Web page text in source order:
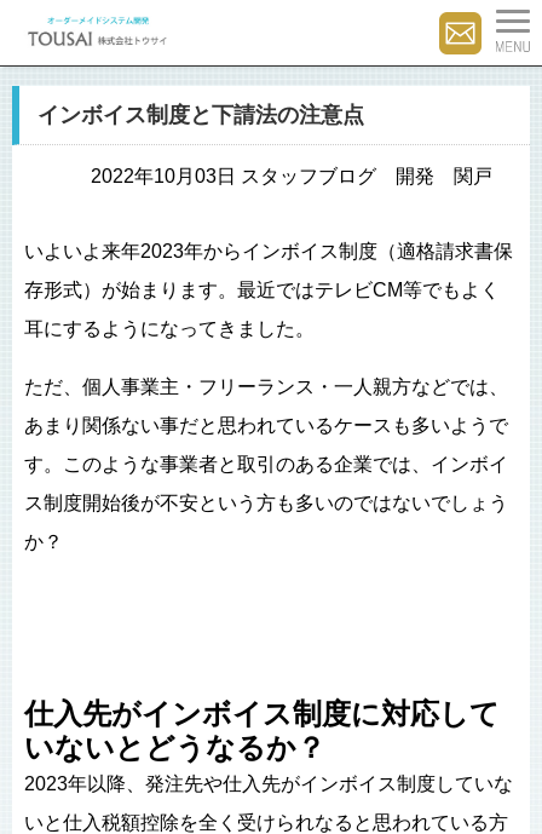
インボイス制度と下請法の注意点
2022年10月03日 スタッフブログ 開発 関戸
いよいよ来年2023年からインボイス制度（適格請求書保
存形式）が始まります。最近ではテレビCM等でもよく
耳にするようになってきました。
ただ、個人事業主・フリーランス・一人親方などでは、
あまり関係ない事だと思われているケースも多いようで
す。このような事業者と取引のある企業では、インボイ
ス制度開始後が不安という方も多いのではないでしょう
か？
仕入先がインボイス制度に対応して
いないとどうなるか？
2023年以降、発注先や仕入先がインボイス制度していな
いと仕入税額控除を全く受けられなると思われている方